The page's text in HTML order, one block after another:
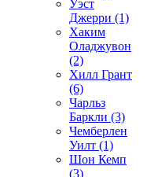
Уэст
Джерри (1)
Хаким
Оладжувон
(2)
Хилл Грант
(6)
Чарльз
Баркли (3)
Чемберлен
Уилт (1)
Шон Кемп
(3)